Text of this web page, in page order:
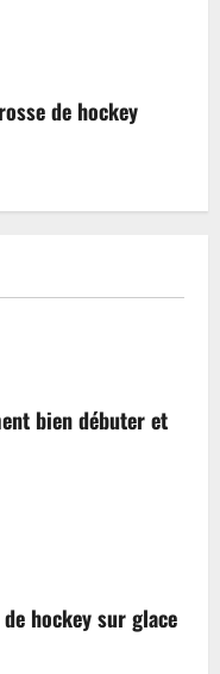
de hockey
bien débuter et
hockey sur glace